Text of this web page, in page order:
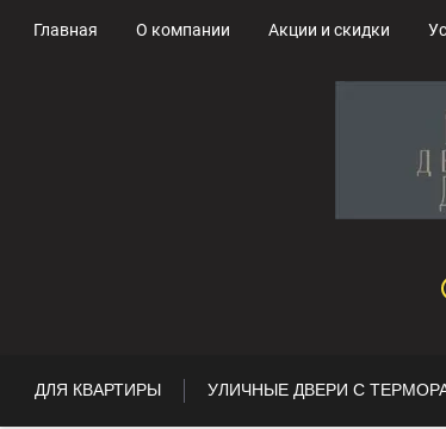
Главная О компании Акции и скидки
ДЛЯ КВАРТИРЫ УЛИЧНЫЕ ДВЕРИ С